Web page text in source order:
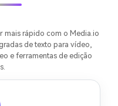
mais rápido com o Media.io
de texto para vídeo,
e ferramentas de edição